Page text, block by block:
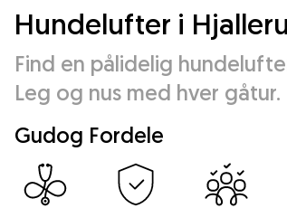
Hundelufter i
Find en pålidelig
Leg og nus med hver gåtur.
Gudog Fordele